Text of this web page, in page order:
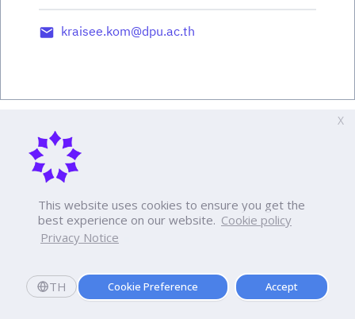
This website uses cookies to ensure you get the
best experience on our website. Cookie policy
Privacy Notice
TH Cookie Preference Accept
X
kraisee.kom@dpu.ac.th